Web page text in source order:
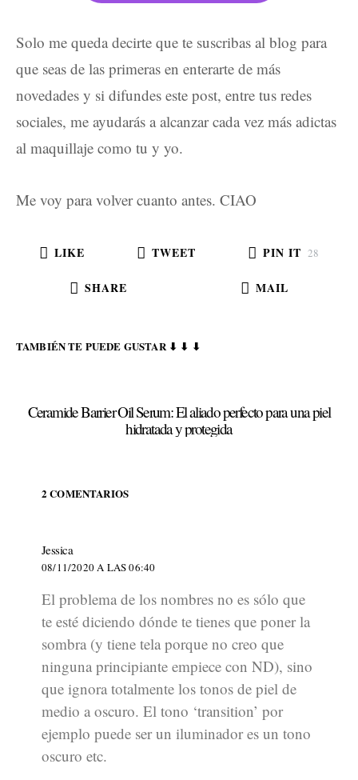
Solo me queda decirte que te suscribas al blog para
que seas de las primeras en enterarte de más
novedades y si difundes este post, entre tus redes
sociales, me ayudarás a alcanzar cada vez más adictas
al maquillaje como tu y yo.
Me voy para volver cuanto antes. CIAO
LIKE TWEET PIN IT 28
SHARE MAIL
TAMBIÉN TE PUEDE GUSTAR ⬇ ⬇ ⬇
Ceramide Barrier Oil Serum: El aliado perfecto para una piel
hidratada y protegida
2 COMENTARIOS
Jessicadice:
08/11/2020 A LAS 06:40
El problema de los nombres no es sólo que
te esté diciendo dónde te tienes que poner la
sombra (y tiene tela porque no creo que
ninguna principiante empiece con ND), sino
que ignora totalmente los tonos de piel de
medio a oscuro. El tono ‘transition’ por
ejemplo puede ser un iluminador es un tono
oscuro etc.